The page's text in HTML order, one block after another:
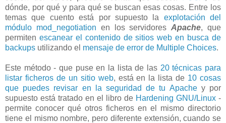
dónde, por qué y para qué se buscan esas cosas. Entre los
temas que cuento está por supuesto la explotación del
módulo mod_negotiation en los servidoresApache, que
permiten escanear el contenido de sitios web en busca de
backups utilizando el mensaje de error de Multiple Choices.
Este método - que puse en la lista de las 20 técnicas para
listar ficheros de un sitio web, está en la lista de 10 cosas
que puedes revisar en la seguridad de tu Apache y por
supuesto está tratado en el libro de Hardening GNU/Linux -
permite conocer qué otros ficheros en el mismo directorio
tiene el mismo nombre, pero diferente extensión, cuando se